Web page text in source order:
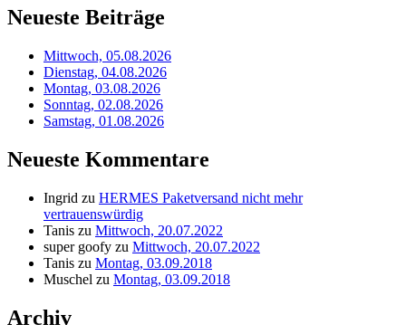
Neueste Beiträge
Mittwoch, 05.08.2026
Dienstag, 04.08.2026
Montag, 03.08.2026
Sonntag, 02.08.2026
Samstag, 01.08.2026
Neueste Kommentare
Ingrid zu HERMES Paketversand nicht mehr
vertrauenswürdig
Tanis zu Mittwoch, 20.07.2022
super goofy zu Mittwoch, 20.07.2022
Tanis zu Montag, 03.09.2018
Muschel zu Montag, 03.09.2018
Archiv